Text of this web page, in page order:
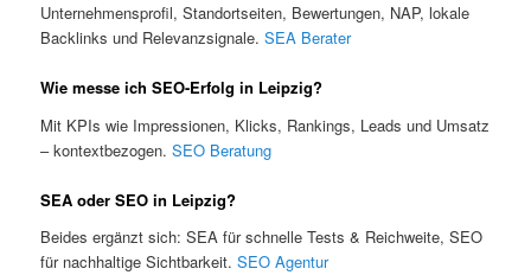
Unternehmensprofil, Standortseiten, Bewertungen, NAP, lokale
Backlinks und Relevanzsignale.SEA Berater
Wie messe ich SEO-Erfolg in Leipzig?
Mit KPIs wie Impressionen, Klicks, Rankings, Leads und Umsatz
– kontextbezogen.SEO Beratung
SEA oder SEO in Leipzig?
Beides ergänzt sich: SEA für schnelle Tests & Reichweite, SEO
für nachhaltige Sichtbarkeit.SEO Agentur